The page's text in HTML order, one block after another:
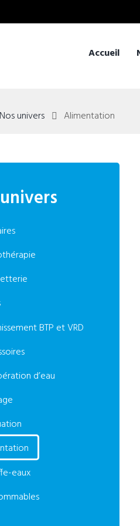
Accueil
Nos univers Alimentation
BTP et VRD
d’eau
eaux